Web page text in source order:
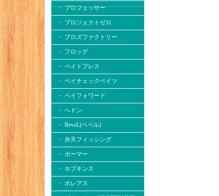
・ プロフェッサー
・ プロジェクトゼロ
・ プロズファクトリー
・ フロッグ
・ ベイトブレス
・ ペイチェックベイツ
・ ペイフォワード
・ へドン
・ BeveL(ベベル)
・ 弁天フィッシング
・ ボーマー
・ ホプキンス
・ ボレアス